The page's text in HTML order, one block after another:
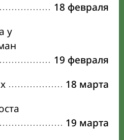
18 февраля
у
19 февраля
18 марта
19 марта